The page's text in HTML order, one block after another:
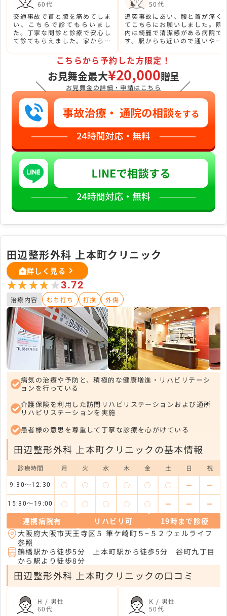
60代
交通事故で首と膝を痛めてしま
い、こちらで診てもらいまし
た。丁寧な問診と診療で安心し
て診てもらえました。家からも
50代
追突事故にあい、腰と首が痛く
てこちらにお願いしました。院
内は綺麗で清潔感がある病院で
す。駅からも近いので通いやす
した。
＼
こちらから予約した方限定！
お見舞金最大¥20,000贈呈
お見舞金の詳細・申請はこちら ／
田辺整形外科 上本町クリニック
詳しく見る
★★★★★
★★★★★3.72
治療内容 むち打ち 打撲 外傷
病気の治療や予防と、積極的な健康増進・リハビリテーシ
ョンを行っている
介護保険を利用した訪問リハビリステーションおよび通所
リハビリステーションを実施
患者様の意思を尊重して丁寧な診療を心がけている
田辺整形外科 上本町クリニックの基本情報
診療時間 月 火 水 木 金 土 日 祝
9:30～12:30 ◯ ◯ ◯ ◯ ◯ ◯ ー ー
15:30～19:00 ◯ ◯ ◯ ◯ ◯ ー ー ー
連携病院有 リハビリ可
19時まで診療
大阪府大阪市天王寺区５ 筆ケ崎町５−５２ウェルライフ
参照
鶴橋駅から徒歩5分 上本町駅から徒歩5分 谷町九丁目
から駅より徒歩8分
田辺整形外科 上本町クリニックの口コミ
H / 男性
60代
K / 男性
50代